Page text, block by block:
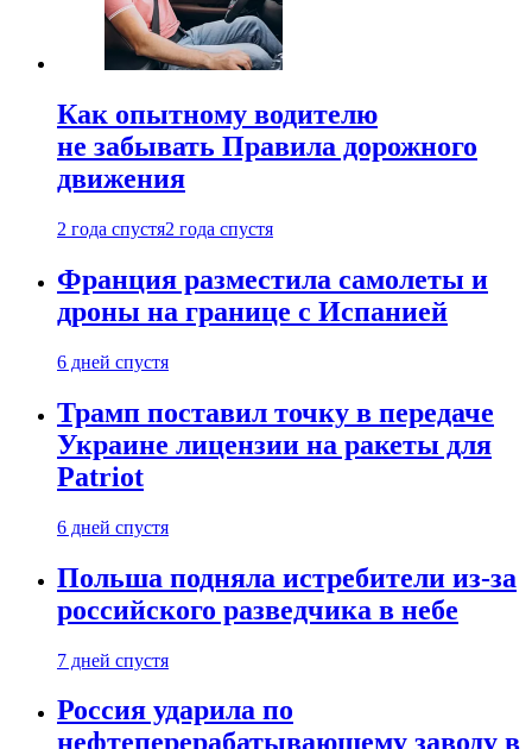
Как опытному водителю
не забывать Правила дорожного
движения
2 года спустя2 года спустя
Франция разместила самолеты и
дроны на границе с Испанией
6 дней спустя
Трамп поставил точку в передаче
Украине лицензии на ракеты для
Patriot
6 дней спустя
Польша подняла истребители из-за
российского разведчика в небе
7 дней спустя
Россия ударила по
нефтеперерабатывающему заводу в